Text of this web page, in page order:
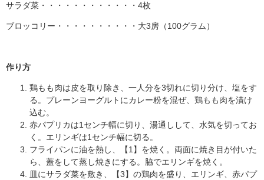
サラダ菜・・・・・・・・・・・・4枚
ブロッコリー・・・・・・・・・・大3房（100グラム）
作り方
鶏もも肉は皮を取り除き、一人分を3切れに切り分け、塩をす
る。プレーンヨーグルトにカレー粉を混ぜ、鶏もも肉を漬け
込む。
赤パプリカは1センチ幅に切り、湯通しして、水気を切ってお
く。エリンギは1センチ幅に切る。
フライパンに油を熱し、【1】を焼く。両面に焼き目が付いた
ら、蓋をして蒸し焼きにする。脇でエリンギを焼く。
皿にサラダ菜を敷き、【3】の鶏肉を盛り、エリンギ、赤パプ